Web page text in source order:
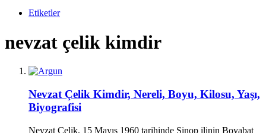
Etiketler
nevzat çelik kimdir
Nevzat Çelik Kimdir, Nereli, Boyu, Kilosu, Yaşı,
Biyografisi
Nevzat Çelik, 15 Mayıs 1960 tarihinde Sinop ilinin Boyabat